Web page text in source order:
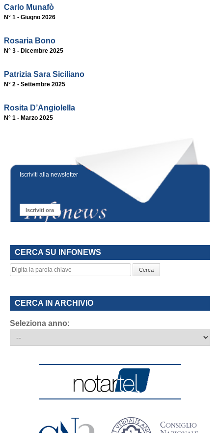
Carlo Munafò
N° 1 - Giugno 2026
Rosaria Bono
N° 3 - Dicembre 2025
Patrizia Sara Siciliano
N° 2 - Settembre 2025
Rosita D’Angiolella
N° 1 - Marzo 2025
Iscriviti alla newsletter
Iscriviti ora
CERCA SU INFONEWS
Cerca
CERCA IN ARCHIVIO
Seleziona anno: